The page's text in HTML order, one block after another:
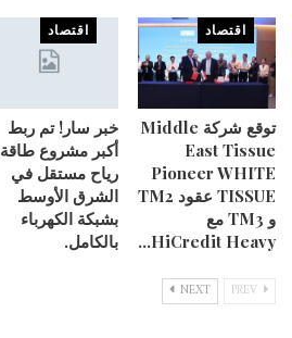
اقتصاد
توقع شركة Middle
East Tissue
Pioneer WHITE
TISSUE عقود TM2
و TM3 مع
HiCredit Heavy…
اقتصاد
خبر سار! تم ربط
أكبر مشروع طاقة
رياح مستقل في
الشرق الأوسط
بشبكة الكهرباء
بالكامل.
NEXT